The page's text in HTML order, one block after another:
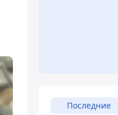
Последние